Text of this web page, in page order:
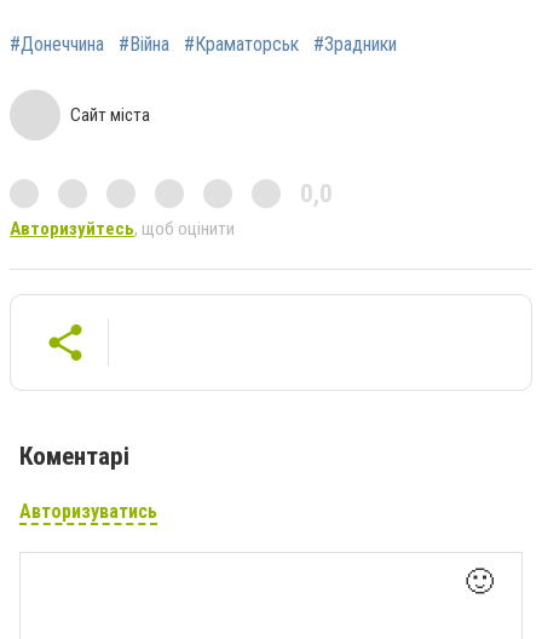
#Донеччина #Війна #Краматорськ #Зрадники
Сайт міста
0,0
Авторизуйтесь, щоб оцінити
Коментарі
Авторизуватись
🙂